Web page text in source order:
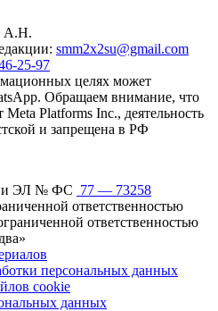
А.Н.
smm2x2su@gmail.com
25-97
целях может
Обращаем внимание, что
Platforms Inc., деятельность
и запрещена в РФ
ЭЛ № ФС 77 — 73258
ответственностью
ответственностью
персональных данных
cookie
данных